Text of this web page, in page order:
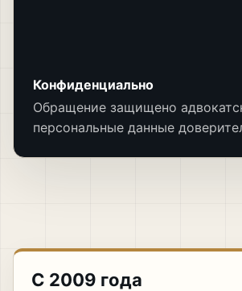
Конфиденциально
Обращение защищено
персональные данные
С 2009 года